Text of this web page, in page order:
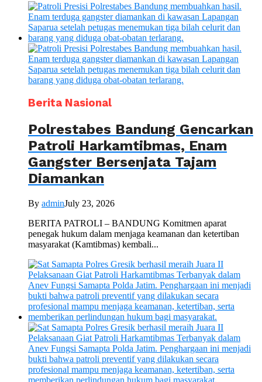
Berita Nasional
Polrestabes Bandung Gencarkan
Patroli Harkamtibmas, Enam
Gangster Bersenjata Tajam
Diamankan
By adminJuly 23, 2026
BERITA PATROLI – BANDUNG Komitmen aparat
penegak hukum dalam menjaga keamanan dan ketertiban
masyarakat (Kamtibmas) kembali...